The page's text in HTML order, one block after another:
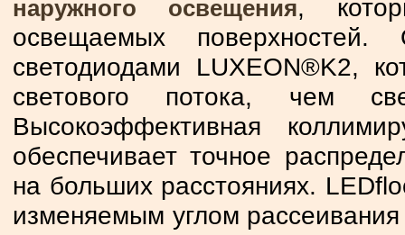
наружного освещения,
освещаемых
светодиодами LUXEON®K2,
светового потока, чем
Высокоэффективная
обеспечивает точное
на больших расстояниях.
изменяемым углом